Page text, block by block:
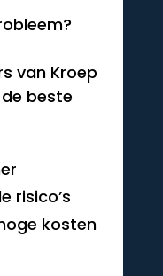
van Kroep
beste
risico’s
kosten